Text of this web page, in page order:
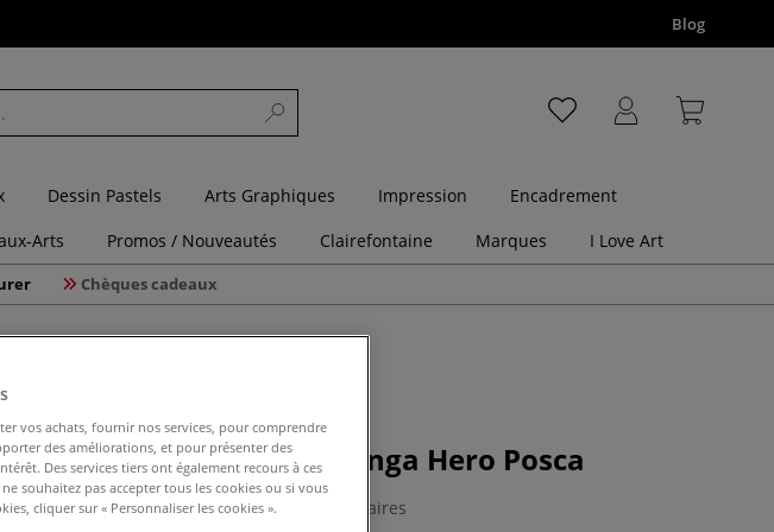
Blog
Dessin Pastels Arts Graphiques Impression
Encadrement
Arts Promos / Nouveautés Clairefontaine Marques I Love Art
Chèques cadeaux
Mallette métal Manga Hero Posca
0 Commentaires
vos achats, fournir nos services, pour comprendre
des améliorations, et pour présenter des
Des services tiers ont également recours à ces
souhaitez pas accepter tous les cookies ou si vous
cliquer sur « Personnaliser les cookies ».